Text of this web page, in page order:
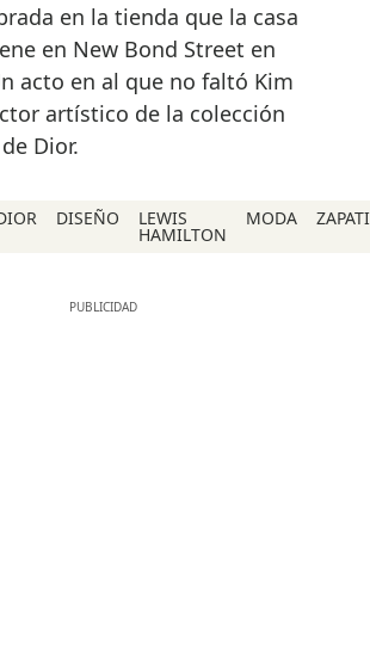
en la tienda que la casa
en New Bond Street en
acto en al que no faltó Kim
artístico de la colección
Dior.
DISEÑO LEWIS
HAMILTON
MODA